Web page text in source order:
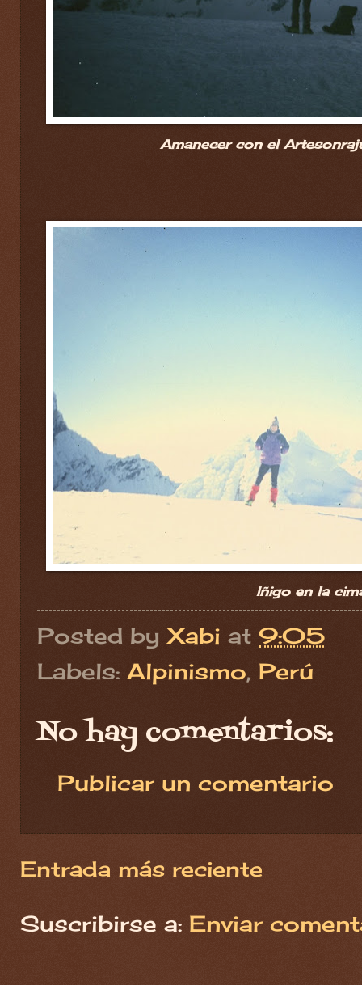
Amanecer con el
Iñigo en la
Posted byXabi at 9:05
Labels: Alpinismo, Perú
No hay comentarios:
Publicar un comentario
Entrada más reciente
Suscribirse a: Enviar